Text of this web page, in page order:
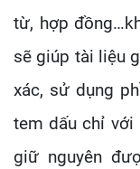
từ, hợp
sẽ giúp tài liệu
xác, sử dụng
tem dấu chỉ với
giữ nguyên